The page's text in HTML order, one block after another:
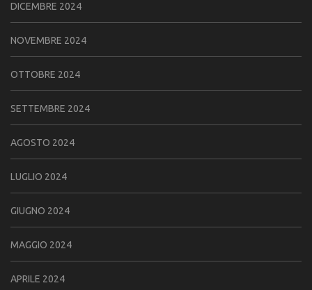
DICEMBRE 2024
NOVEMBRE 2024
OTTOBRE 2024
SETTEMBRE 2024
AGOSTO 2024
LUGLIO 2024
GIUGNO 2024
MAGGIO 2024
APRILE 2024